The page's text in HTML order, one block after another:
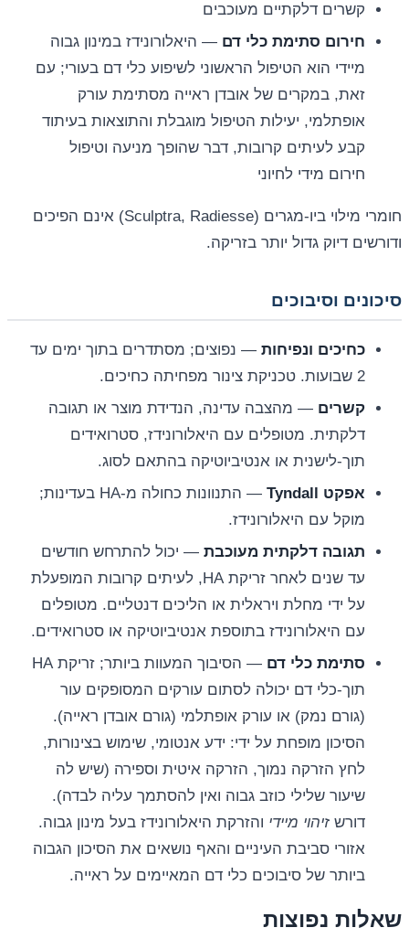
קשרים דלקתיים מעוכבים
חירום סתימת כלי דם — היאלורונידז במינון גבוה
מיידי הוא הטיפול הראשוני לשיפוע כלי דם בעורי; עם
זאת, במקרים של אובדן ראייה מסתימת עורק
אופתלמי, יעילות הטיפול מוגבלת והתוצאות בעיתוד
קבע לעיתים קרובות, דבר שהופך מניעה וטיפול
חירום מידי לחיוני
חומרי מילוי ביו-מגרים (Sculptra, Radiesse) אינם הפיכים
ודורשים דיוק גדול יותר בזריקה.
סיכונים וסיבוכים
כחיכים ונפיחות — נפוצים; מסתדרים בתוך ימים עד
2 שבועות. טכניקת צינור מפחיתה כחיכים.
קשרים — מהצבה עדינה, הנדידת מוצר או תגובה
דלקתית. מטופלים עם היאלורונידז, סטרואידים
תוך-לישנית או אנטיביוטיקה בהתאם לסוג.
אפקט Tyndall
— התנוונות כחולה מ-HA בעדינות;
מוקל עם היאלורונידז.
תגובה דלקתית מעוכבת — יכול להתרחש חודשים
עד שנים לאחר זריקת HA, לעיתים קרובות המופעלת
על ידי מחלת ויראלית או הליכים דנטליים. מטופלים
עם היאלורונידז בתוספת אנטיביוטיקה או סטרואידים.
סתימת כלי דם
— הסיבוך המעוות ביותר; זריקת HA
תוך-כלי דם יכולה לסתום עורקים המסופקים עור
(גורם נמק) או עורק אופתלמי (גורם אובדן ראייה).
הסיכון מופחת על ידי: ידע אנטומי, שימוש בצינורות,
לחץ הזרקה נמוך, הזרקה איטית וספירה (שיש לה
שיעור שלילי כוזב גבוה ואין להסתמך עליה לבדה).
דורש זיהוי מיידי והזרקת היאלורונידז בעל מינון גבוה.
אזורי סביבת העיניים והאף נושאים את הסיכון הגבוה
ביותר של סיבוכים כלי דם המאיימים על ראייה.
שאלות נפוצות